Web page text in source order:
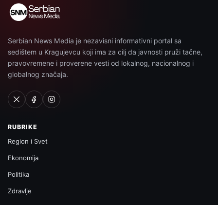
Serbian News Media je nezavisni informativni portal sa
sedištem u Kragujevcu koji ima za cilj da javnosti pruži tačne,
pravovremene i proverene vesti od lokalnog, nacionalnog i
globalnog značaja.
RUBRIKE
Region i Svet
Ekonomija
Politika
Zdravlje